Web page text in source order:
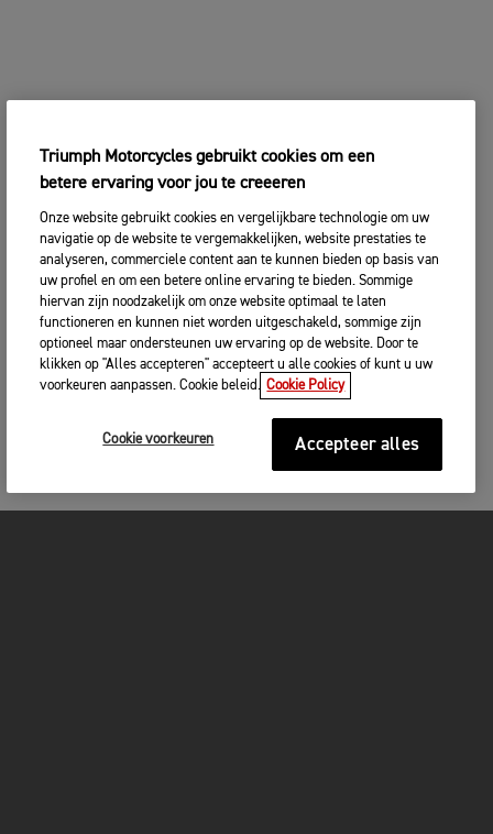
Triumph Motorcycles gebruikt cookies om een
betere ervaring voor jou te creeeren
Onze website gebruikt cookies en vergelijkbare technologie om uw
navigatie op de website te vergemakkelijken, website prestaties te
analyseren, commerciele content aan te kunnen bieden op basis van
uw profiel en om een betere online ervaring te bieden. Sommige
hiervan zijn noodzakelijk om onze website optimaal te laten
functioneren en kunnen niet worden uitgeschakeld, sommige zijn
optioneel maar ondersteunen uw ervaring op de website. Door te
klikken op "Alles accepteren" accepteert u alle cookies of kunt u uw
voorkeuren aanpassen. Cookie beleid. Cookie Policy
Cookie voorkeuren Accepteer alles